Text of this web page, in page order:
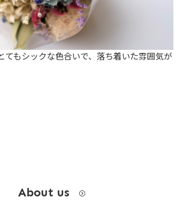
てもシックな色合いで、落ち着いた雰囲気が
About us